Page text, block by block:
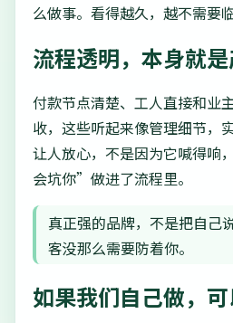
么做事。看得越久，越不需要
流程透明，本身就
付款节点清楚、工人直接和业
收，这些听起来像管理细节，
让人放心，不是因为它喊得响
会坑你”做进了流程里。
真正强的品牌，不是把自己
客没那么需要防着你。
如果我们自己做，